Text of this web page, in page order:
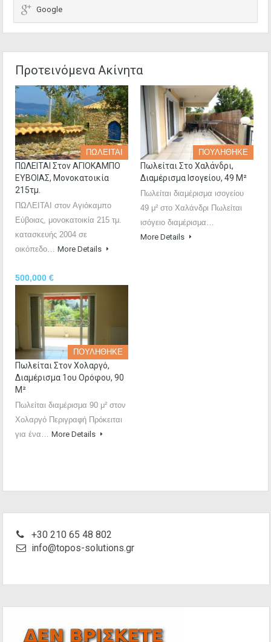
Google
Προτεινόμενα Ακίνητα
ΠΩΛΕΙΤΑΙ
ΠΩΛΕΙΤΑΙ Στον ΑΓΙΟΚΑΜΠΟ
ΕΥΒΟΙΑΣ, Μονοκατοικία
215τμ.
ΠΩΛΕΙΤΑΙ στον Αγιόκαμπο
Εύβοιας, μονοκατοικία 215 τμ.
κατασκευής 2004 σε
οικόπεδο… More Details
500,000 €
ΠΟΥΛΗΘΗΚΕ
Πωλείται Στο Χαλάνδρι,
Διαμέρισμα Ισογείου, 49 Μ²
Πωλείται διαμέρισμα ισογείου
49 μ² στο Χαλάνδρι Πωλείται
ισόγειο διαμέρισμα…
More Details
ΠΟΥΛΗΘΗΚΕ
Πωλείται Στον Χολαργό,
Διαμέρισμα 1ου Ορόφου, 90
Μ²
Πωλείται διαμέρισμα 90 μ² στον
Χολαργό Περιγραφή Πρόκειται
για ένα… More Details
+30 210 65 48 802
info@topos-solutions.gr